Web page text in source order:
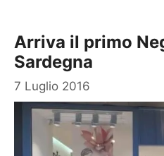
Arriva il primo
Sardegna
7 Luglio 2016